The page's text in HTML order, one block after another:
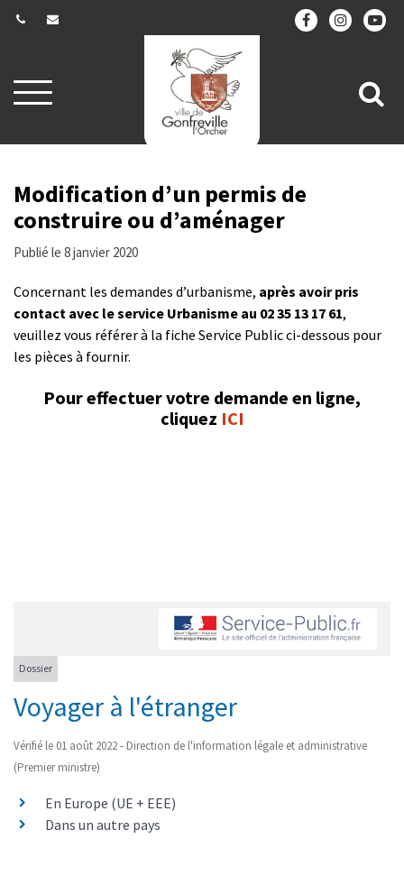
Aller
à
navigation
à
Modification d’un permis de
construire ou d’aménager
Publié le 8 janvier 2020
Concernant les demandes d’urbanisme, après avoir pris
contact avec le service Urbanisme au 02 35 13 17 61,
veuillez vous référer à la fiche Service Public ci-dessous pour
les pièces à fournir.
Pour effectuer votre demande en ligne,
cliquez ICI
Dossier
Voyager à l'étranger
Vérifié le 01 août 2022 - Direction de l'information légale et administrative
(Premier ministre)
En Europe (UE + EEE)
Dans un autre pays